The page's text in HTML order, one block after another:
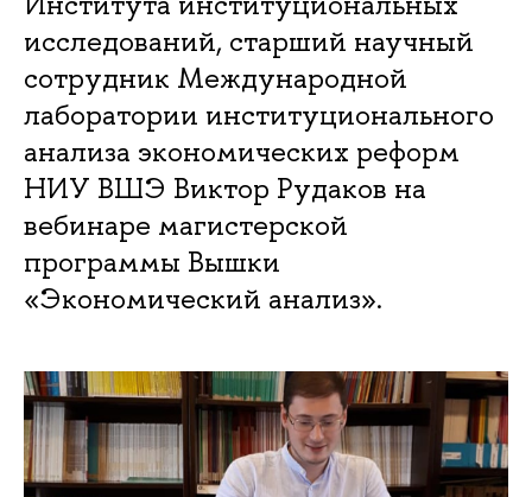
исследований, старший научный
сотрудник Международной
лаборатории институционального
анализа экономических реформ
НИУ ВШЭ Виктор Рудаков на
вебинаре магистерской
программы Вышки
«Экономический анализ».